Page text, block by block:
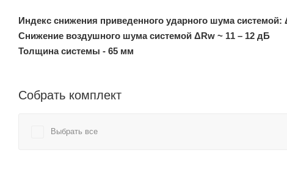
Индекс снижения приведенного ударного шума системой:
Снижение воздушного шума системой ΔRw ~ 11 – 12 дБ
Толщина системы - 65 мм
Собрать комплект
Выбрать все